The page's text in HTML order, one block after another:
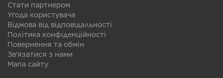
Стати партнером
Угода користувача
Відмова від відповідальності
Політика конфіденційності
Повернення та обмін
Зв'язатися з нами
Мапа сайту